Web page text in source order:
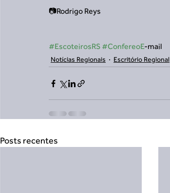
📷Rodrigo Reys
#EscoteirosRS #ConfereoE-mail
Notícias Regionais Escritório Regional
Posts recentes